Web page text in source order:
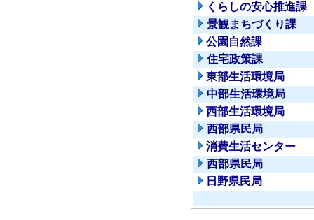
くらしの安心推進課
景観まちづくり課
公園自然課
住宅政策課
東部生活環境局
中部生活環境局
西部生活環境局
西部県民局
消費生活センター
西部県民局
日野県民局